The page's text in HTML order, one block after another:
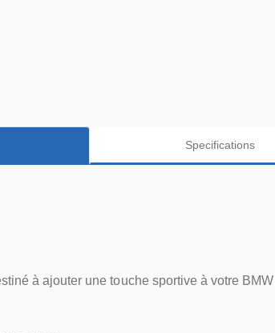
Specifications
à ajouter une touche sportive à votre